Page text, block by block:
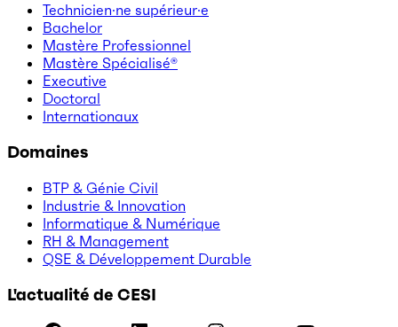
Technicien·ne supérieur·e
Bachelor
Mastère Professionnel
Mastère Spécialisé®
Executive
Doctoral
Internationaux
Domaines
BTP & Génie Civil
Industrie & Innovation
Informatique & Numérique
RH & Management
QSE & Développement Durable
L'actualité de CESI